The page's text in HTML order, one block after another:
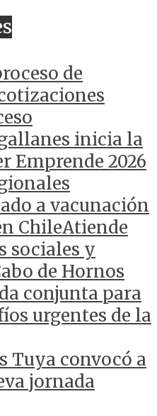
de
inicia la
Emprende 2026
a vacunación
ChileAtiende
sociales y
de Hornos
conjunta para
urgentes de la
Tuya convocó a
jornada